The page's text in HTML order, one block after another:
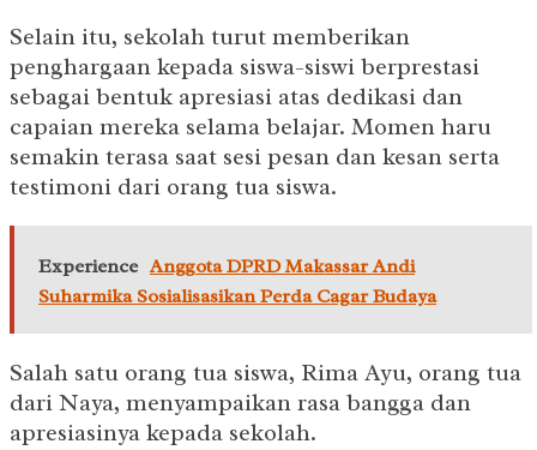
Selain itu, sekolah turut memberikan
penghargaan kepada siswa-siswi berprestasi
sebagai bentuk apresiasi atas dedikasi dan
capaian mereka selama belajar. Momen haru
semakin terasa saat sesi pesan dan kesan serta
testimoni dari orang tua siswa.
Experience Anggota DPRD Makassar Andi
Suharmika Sosialisasikan Perda Cagar Budaya
Salah satu orang tua siswa, Rima Ayu, orang tua
dari Naya, menyampaikan rasa bangga dan
apresiasinya kepada sekolah.